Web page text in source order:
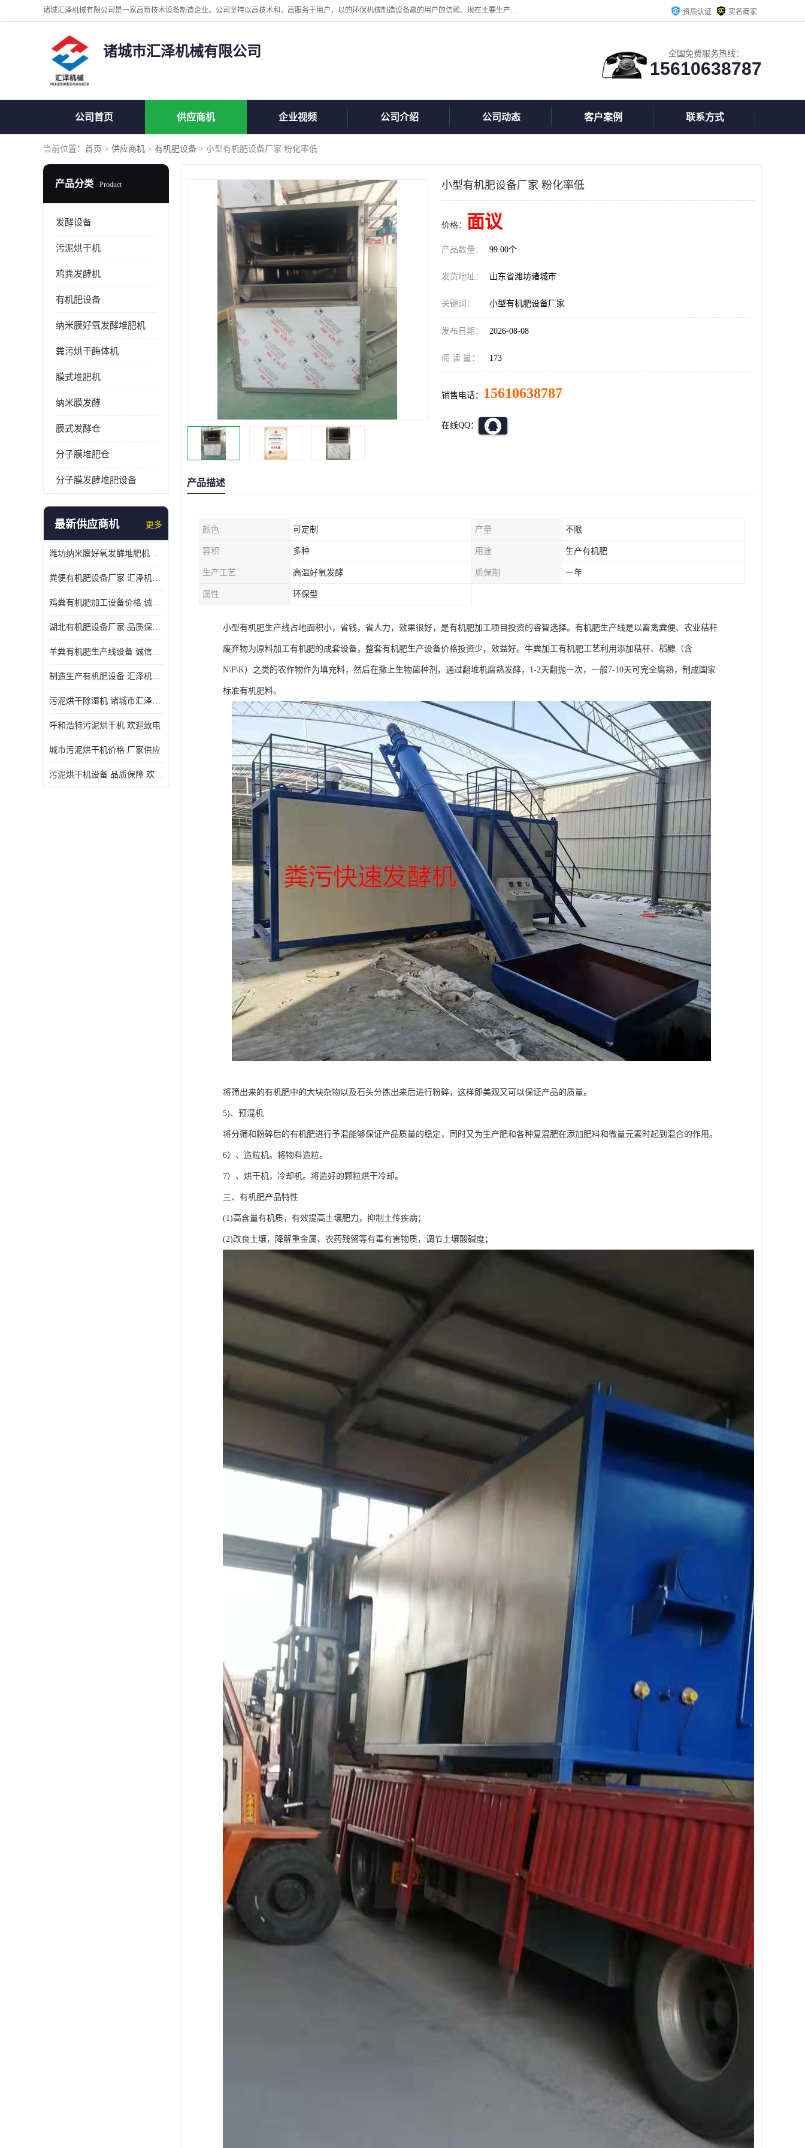
诸城汇泽机械有限公司是一家高新技术设备制造企业。公司坚持以高技术和，高服务于用户，以的环保机械制造设备赢的用户的信赖。现在主要生产死亡畜禽无害化处理和立式和卧式有机肥设备，搅拌机，烘干机，高温发酵机等。污水处理设备，固液分离机。气浮机，化制机等。公司秉承品质，用户至上，科技创新的经营理。 资质认证 实名商家
诸城市汇泽机械有限公司 全国免费服务热线：
15610638787
公司首页 供应商机 企业视频 公司介绍 公司动态 客户案例 联系方式
当前位置： 首页 > 供应商机 > 有机肥设备 > 小型有机肥设备厂家 粉化率低
产品分类 Product
发酵设备
污泥烘干机
鸡粪发酵机
有机肥设备
纳米膜好氧发酵堆肥机
粪污烘干酶体机
膜式堆肥机
纳米膜发酵
膜式发酵仓
分子膜堆肥仓
分子膜发酵堆肥设备
最新供应商机 更多
潍坊纳米膜好氧发酵堆肥机定制
粪便有机肥设备厂家 汇泽机械 免费报价
鸡粪有机肥加工设备价格 诚信卖家 致电了解
湖北有机肥设备厂家 品质保障 欢迎咨询
羊粪有机肥生产线设备 诚信卖家 致电了解
制造生产有机肥设备 汇泽机械 免费报价
污泥烘干除湿机 诸城市汇泽机械有限公司
呼和浩特污泥烘干机 欢迎致电
城市污泥烘干机价格 厂家供应
污泥烘干机设备 品质保障 欢迎咨询
小型有机肥设备厂家 粉化率低
价格： 面议
产品数量： 99.00个
发货地址： 山东省潍坊诸城市
关键词： 小型有机肥设备厂家
发布日期： 2026-08-08
阅 读 量： 173
销售电话： 15610638787
在线QQ：
产品描述
颜色 可定制 产量 不限
容积 多种 用途 生产有机肥
生产工艺 高温好氧发酵 质保期 一年
属性 环保型
小型有机肥生产线占地面积小，省钱，省人力，效果很好，是有机肥加工项目投资的睿智选择。有机肥生产线是以畜禽粪便、农业秸秆
废弃物为原料加工有机肥的成套设备，整套有机肥生产设备价格投资少，效益好。牛粪加工有机肥工艺利用添加秸秆、稻糠（含
N\P\K）之类的农作物作为填充料，然后在撒上生物菌种剂，通过翻堆机腐熟发酵，1-2天翻抛一次，一般7-10天可完全腐熟，制成国家
标准有机肥料。
将筛出来的有机肥中的大块杂物以及石头分拣出来后进行粉碎，这样即美观又可以保证产品的质量。
5)、预混机
将分筛和粉碎后的有机肥进行予混能够保证产品质量的稳定，同时又为生产肥和各种复混肥在添加肥料和微量元素时起到混合的作用。
6）、造粒机。将物料造粒。
7）、烘干机，冷却机。将造好的颗粒烘干冷却。
三、有机肥产品特性
(1)高含量有机质，有效提高土壤肥力，抑制土传疾病；
(2)改良土壤，降解重金属、农药残留等有毒有害物质，调节土壤酸碱度；